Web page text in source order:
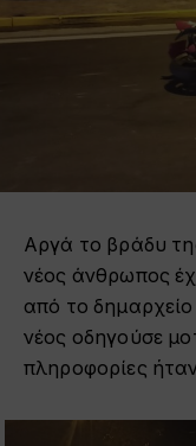
Αργά το βράδυ
νέος άνθρωπος
από το
νέος οδηγούσε
πληροφορίες